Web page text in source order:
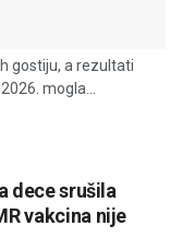
gostiju, a rezultati
mogla...
dece srušila
vakcina nije